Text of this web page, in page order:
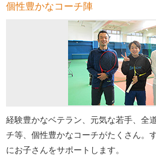
個性豊かなコーチ陣
経験豊かなベテラン、元気な若手、全
チ等、個性豊かなコーチがたくさん。
にお子さんをサポートします。